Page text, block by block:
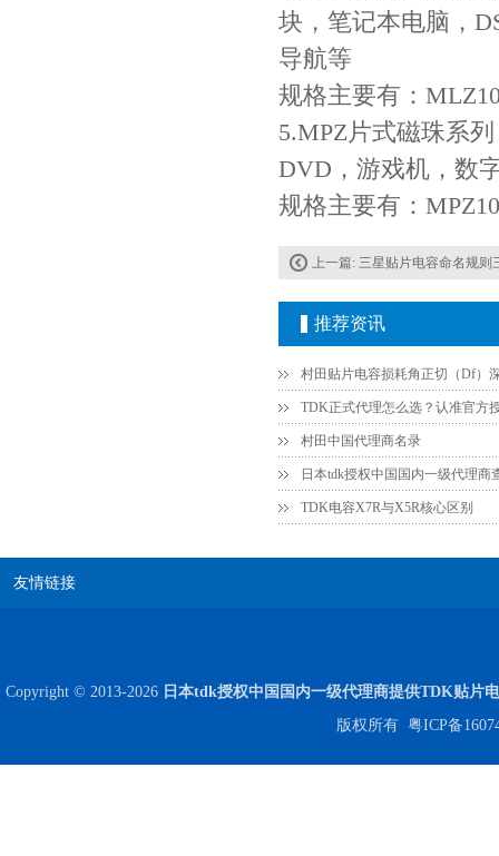
块，笔记本电脑，
导航等
规格主要有：
5.MPZ片式磁珠系
DVD，游戏机，数
规格主要有：
上一篇: 三星贴片电容命名规则三
推荐资讯
村田中国代理商名录
日本tdk授权中国国内一级代理商
TDK电容X7R与X5R核心区别
友情链接
Copyright © 2013-2026 日本tdk授权中国国内一级代理商提供TDK贴片
版权所有 粤ICP备